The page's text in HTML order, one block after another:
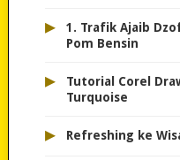
▸
1. Trafik Ajaib
Pom Bensin
▸
Tutorial Corel
Turquoise
▸ Refreshing ke